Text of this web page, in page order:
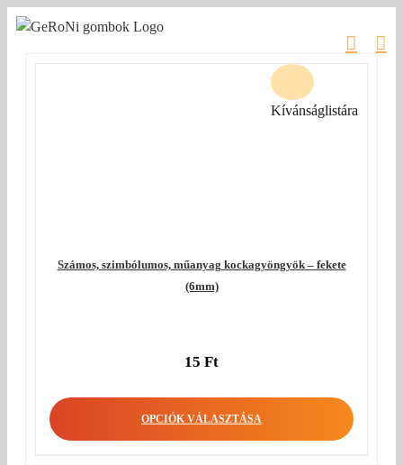
Kihagyás
Számos, szimbólumos, műanyag kockagyöngyök – fekete
(6mm)
15 Ft
OPCIÓK VÁLASZTÁSA
Kívánságlistára